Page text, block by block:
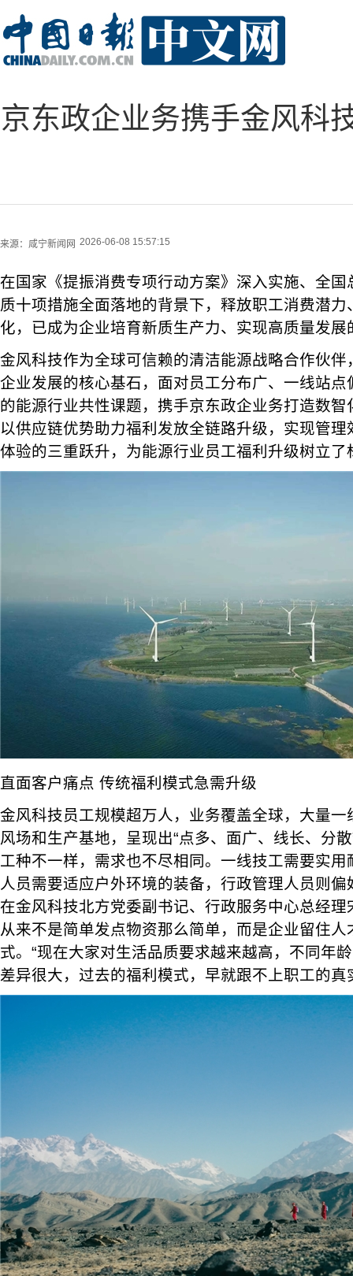
京东政企业务携手金风科
来源： 咸宁新闻网 2026-06-08 15:57:15
在国家《提振消费专项行动方案》深入实施、全
质十项措施全面落地的背景下，释放职工消费潜
化，已成为企业培育新质生产力、实现高质量发展
金风科技作为全球可信赖的清洁能源战略合作伙
企业发展的核心基石，面对员工分布广、一线站
的能源行业共性课题，携手京东政企业务打造数
以供应链优势助力福利发放全链路升级，实现管
体验的三重跃升，为能源行业员工福利升级树立了
直面客户痛点 传统福利模式急需升级
金风科技员工规模超万人，业务覆盖全球，大量
风场和生产基地，呈现出“点多、面广、线长、分
工种不一样，需求也不尽相同。一线技工需要实
人员需要适应户外环境的装备，行政管理人员则
在金风科技北方党委副书记、行政服务中心总经
从来不是简单发点物资那么简单，而是企业留住
式。“现在大家对生活品质要求越来越高，不同年
差异很大，过去的福利模式，早就跟不上职工的真